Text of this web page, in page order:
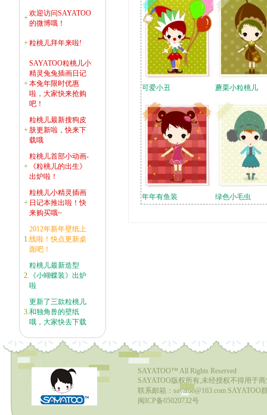
+
欢迎访问SAYATOO
的微博哦！
+粒桃儿拜年来啦!
+
SAYATOO粒桃儿小
精灵兔兔插画日记
本兔年限时优惠
啦，大家快来抢购
吧！
+
粒桃儿最新搜狗皮
肤更新啦，快来下
载哦
+
粒桃儿首部小动画-
《粒桃儿的出生》
出炉啦！
+
粒桃儿小精灵插画
日记本推出啦！快
来购买哦~
1.
2012年新年壁纸上
线啦！快点更新桌
面吧！
2.
粒桃儿最新造型
《小蝴蝶装》出炉
啦
3.
更新了三款粒桃儿
和独角兽的壁纸
哦，大家快去下载
可爱小丑 蘑栗小粒桃儿
年年有鱼装 绿色小毛虫
SAYATOO™ All Rights Reserved
SAYATOO版权所有,未经授权不得用于
联系邮箱：sayatoo@163.com SAYATOO
闽ICP备05020732号